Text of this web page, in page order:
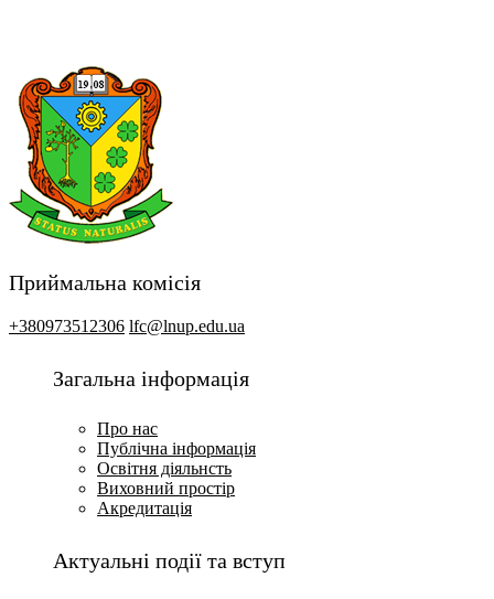
Приймальна комісія
+380973512306 lfc@lnup.edu.ua
Загальна інформація
Про нас
Публічна інформація
Освітня діяльнсть
Виховний простір
Акредитація
Актуальні події та вступ